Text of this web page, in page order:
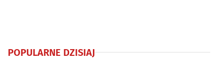
POPULARNE DZISIAJ